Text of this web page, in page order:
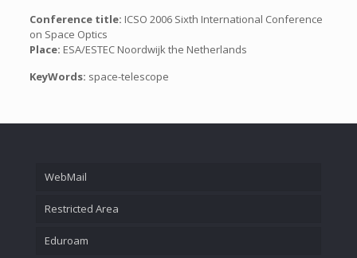
Conference title: ICSO 2006 Sixth International Conference
on Space Optics
Place: ESA/ESTEC Noordwijk the Netherlands
KeyWords: space-telescope
WebMail
Restricted Area
Eduroam